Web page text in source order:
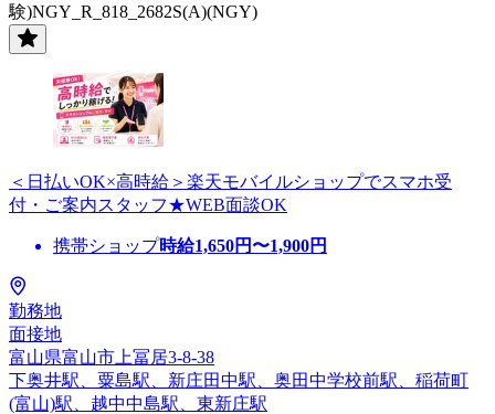
験)NGY_R_818_2682S(A)(NGY)
＜日払いOK×高時給＞楽天モバイルショップでスマホ受
付・ご案内スタッフ★WEB面談OK
携帯ショップ時給1,650円〜1,900円
勤務地
面接地
富山県富山市上冨居3-8-38
下奥井駅、粟島駅、新庄田中駅、奥田中学校前駅、稲荷町
(富山)駅、越中中島駅、東新庄駅